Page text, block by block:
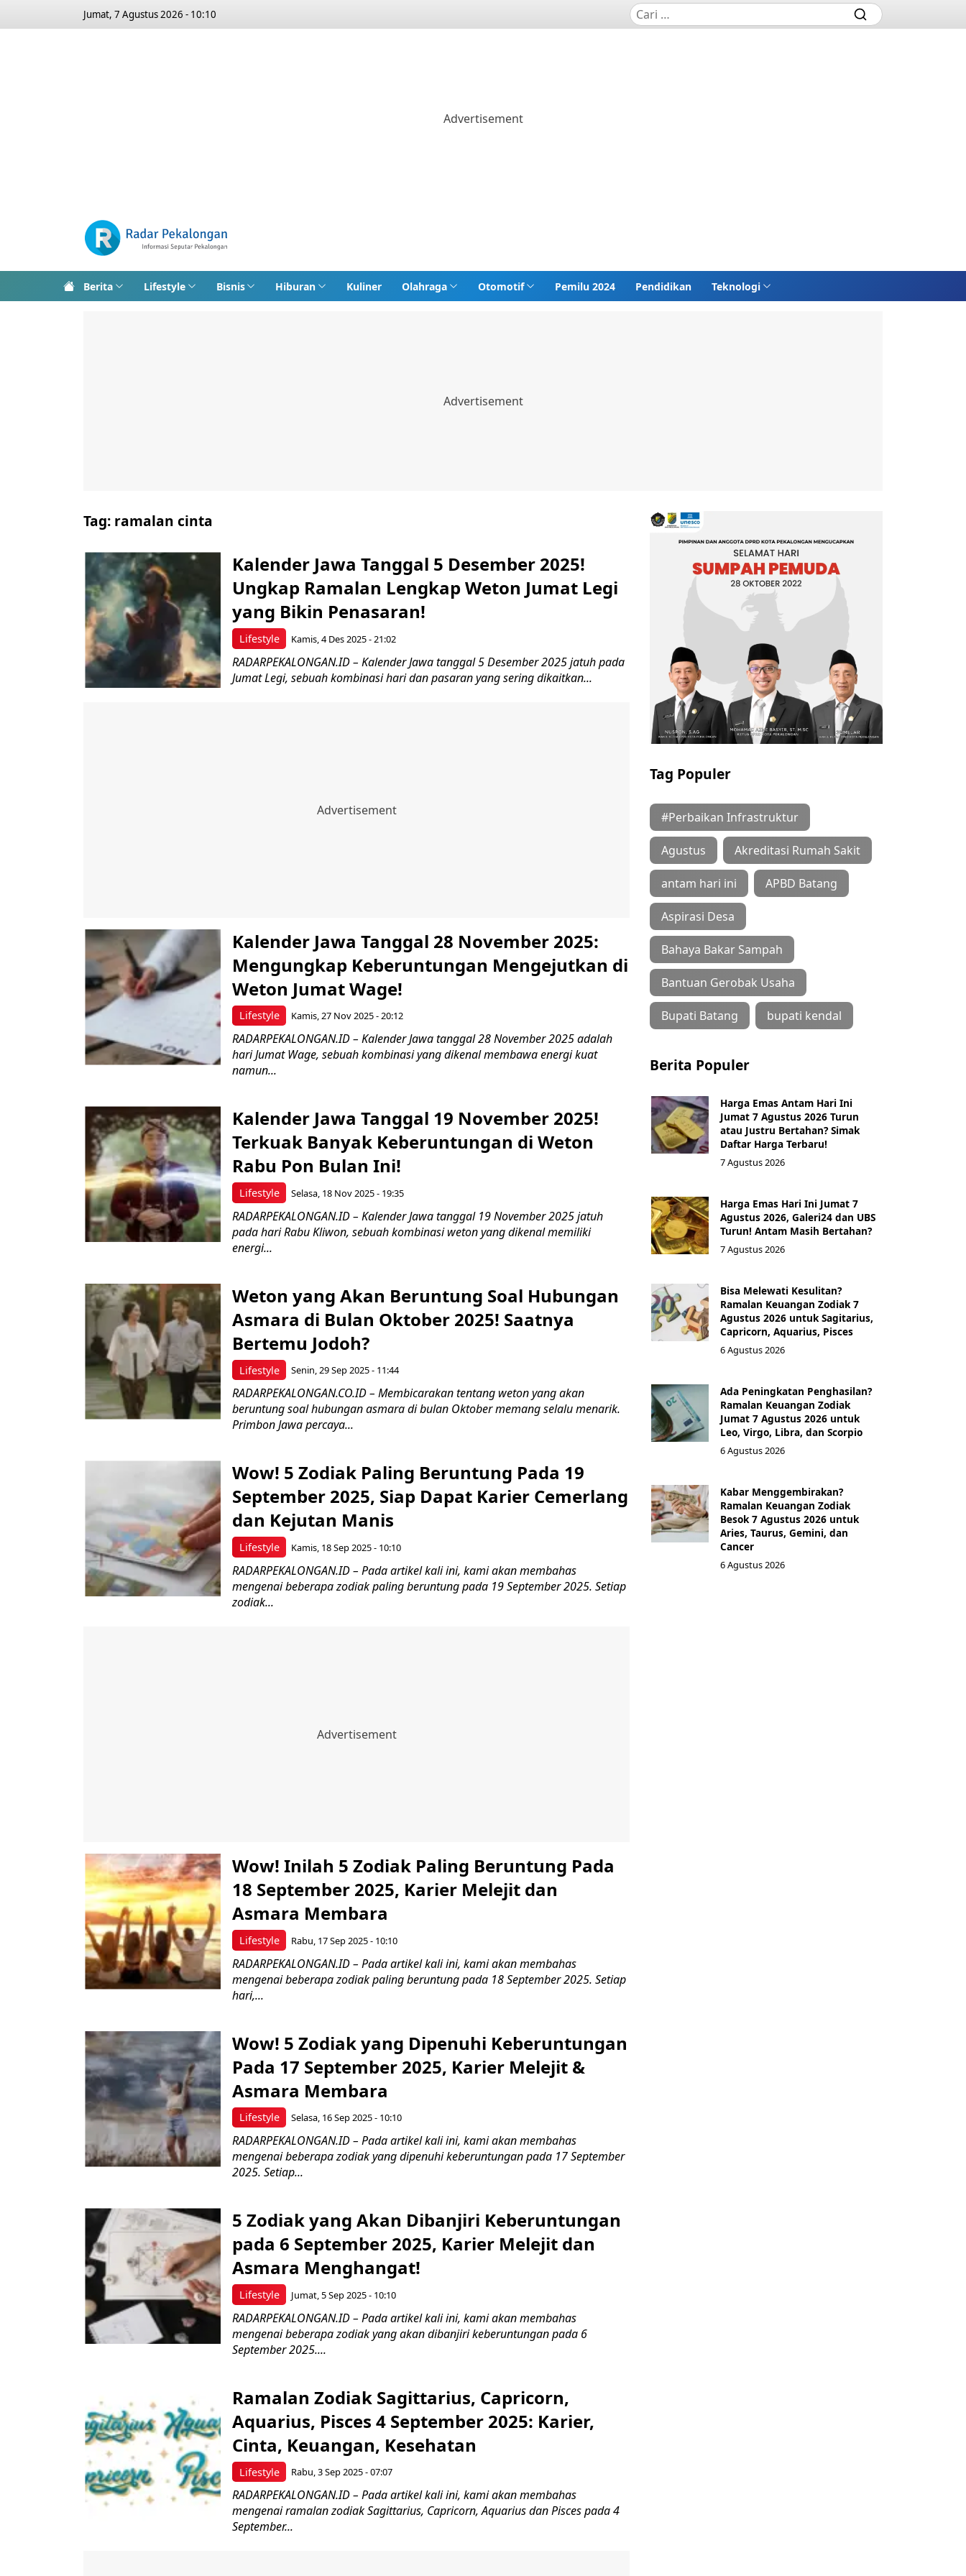
Jumat, 7 Agustus 2026 - 10:10
Berita Lifestyle Bisnis Hiburan Kuliner Olahraga Otomotif Pemilu 2024 Pendidikan Teknologi
Tag: ramalan cinta
Lifestyle
Kalender Jawa Tanggal 5 Desember 2025!
Ungkap Ramalan Lengkap Weton Jumat Legi
yang Bikin Penasaran!
Kamis, 4 Des 2025 - 21:02
RADARPEKALONGAN.ID – Kalender Jawa tanggal 5 Desember 2025 jatuh pada
Jumat Legi, sebuah kombinasi hari dan pasaran yang sering dikaitkan...
Lifestyle
Kalender Jawa Tanggal 28 November 2025:
Mengungkap Keberuntungan Mengejutkan di
Weton Jumat Wage!
Kamis, 27 Nov 2025 - 20:12
RADARPEKALONGAN.ID – Kalender Jawa tanggal 28 November 2025 adalah
hari Jumat Wage, sebuah kombinasi yang dikenal membawa energi kuat
namun...
Lifestyle
Kalender Jawa Tanggal 19 November 2025!
Terkuak Banyak Keberuntungan di Weton
Rabu Pon Bulan Ini!
Selasa, 18 Nov 2025 - 19:35
RADARPEKALONGAN.ID – Kalender Jawa tanggal 19 November 2025 jatuh
pada hari Rabu Kliwon, sebuah kombinasi weton yang dikenal memiliki
energi...
Lifestyle
Weton yang Akan Beruntung Soal Hubungan
Asmara di Bulan Oktober 2025! Saatnya
Bertemu Jodoh?
Senin, 29 Sep 2025 - 11:44
RADARPEKALONGAN.CO.ID – Membicarakan tentang weton yang akan
beruntung soal hubungan asmara di bulan Oktober memang selalu menarik.
Primbon Jawa percaya...
Lifestyle
Wow! 5 Zodiak Paling Beruntung Pada 19
September 2025, Siap Dapat Karier Cemerlang
dan Kejutan Manis
Kamis, 18 Sep 2025 - 10:10
RADARPEKALONGAN.ID – Pada artikel kali ini, kami akan membahas
mengenai beberapa zodiak paling beruntung pada 19 September 2025. Setiap
zodiak...
Lifestyle
Wow! Inilah 5 Zodiak Paling Beruntung Pada
18 September 2025, Karier Melejit dan
Asmara Membara
Rabu, 17 Sep 2025 - 10:10
RADARPEKALONGAN.ID – Pada artikel kali ini, kami akan membahas
mengenai beberapa zodiak paling beruntung pada 18 September 2025. Setiap
hari,...
Lifestyle
Wow! 5 Zodiak yang Dipenuhi Keberuntungan
Pada 17 September 2025, Karier Melejit &
Asmara Membara
Selasa, 16 Sep 2025 - 10:10
RADARPEKALONGAN.ID – Pada artikel kali ini, kami akan membahas
mengenai beberapa zodiak yang dipenuhi keberuntungan pada 17 September
2025. Setiap...
Lifestyle
5 Zodiak yang Akan Dibanjiri Keberuntungan
pada 6 September 2025, Karier Melejit dan
Asmara Menghangat!
Jumat, 5 Sep 2025 - 10:10
RADARPEKALONGAN.ID – Pada artikel kali ini, kami akan membahas
mengenai beberapa zodiak yang akan dibanjiri keberuntungan pada 6
September 2025....
Lifestyle
Ramalan Zodiak Sagittarius, Capricorn,
Aquarius, Pisces 4 September 2025: Karier,
Cinta, Keuangan, Kesehatan
Rabu, 3 Sep 2025 - 07:07
RADARPEKALONGAN.ID – Pada artikel kali ini, kami akan membahas
mengenai ramalan zodiak Sagittarius, Capricorn, Aquarius dan Pisces pada 4
September...
Tag Populer
#Perbaikan Infrastruktur
Agustus Akreditasi Rumah Sakit
antam hari ini APBD Batang
Aspirasi Desa
Bahaya Bakar Sampah
Bantuan Gerobak Usaha
Bupati Batang bupati kendal
Berita Populer
Harga Emas Antam Hari Ini
Jumat 7 Agustus 2026 Turun
atau Justru Bertahan? Simak
Daftar Harga Terbaru!
7 Agustus 2026
Harga Emas Hari Ini Jumat 7
Agustus 2026, Galeri24 dan UBS
Turun! Antam Masih Bertahan?
7 Agustus 2026
Bisa Melewati Kesulitan?
Ramalan Keuangan Zodiak 7
Agustus 2026 untuk Sagitarius,
Capricorn, Aquarius, Pisces
6 Agustus 2026
Ada Peningkatan Penghasilan?
Ramalan Keuangan Zodiak
Jumat 7 Agustus 2026 untuk
Leo, Virgo, Libra, dan Scorpio
6 Agustus 2026
Kabar Menggembirakan?
Ramalan Keuangan Zodiak
Besok 7 Agustus 2026 untuk
Aries, Taurus, Gemini, dan
Cancer
6 Agustus 2026